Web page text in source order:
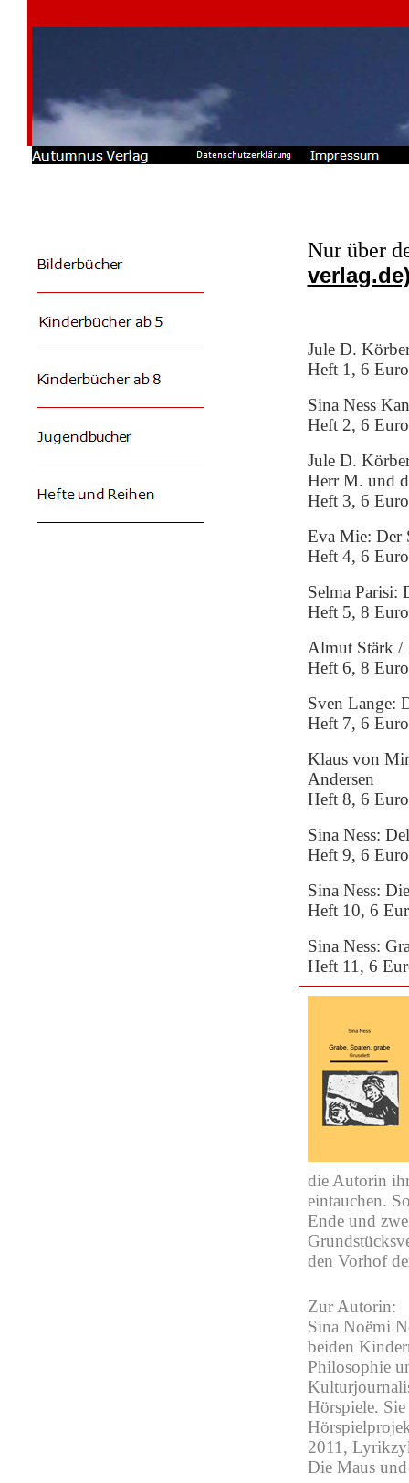
Nur über
Jule D.
Heft 1, 6
Sina Ness
Heft 2, 6
Jule D.
Herr M. und
Heft 3, 6
Eva Mie: Der
Heft 4, 6
Selma Parisi:
Heft 5, 8
Almut Stärk /
Heft 6, 8
Sven Lange:
Heft 7, 6
Klaus von
Andersen
Heft 8, 6
Sina Ness:
Heft 9, 6
Sina Ness:
Heft 10, 6
Sina Ness:
Heft 11, 6
die Autorin
eintauchen.
Ende und
den Vorhof
Zur Autorin:
Sina Noëmi
beiden
Philosophie
Hörspiele.
2011,
Die Maus